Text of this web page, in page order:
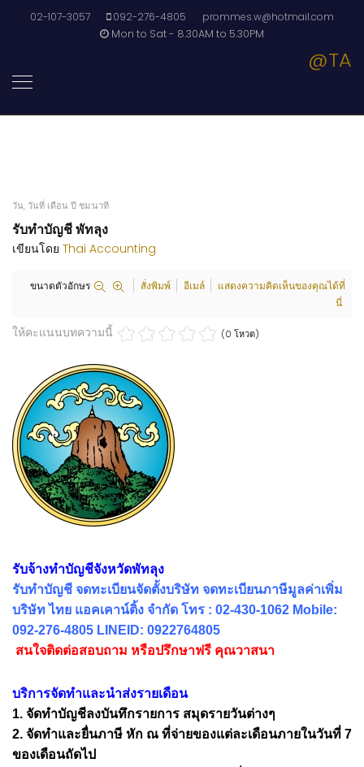
02-107-3057 092-276-4805
prommes.w@hotmail.com
Mon to Sat - 8.30AM to 5.30PM
@TA
วัน, วันที่ เดือน ปี ชม:นาที
รับทำบัญชี พัทลุง
เขียนโดย Thai Accounting
ขนาดตัวอักษร สั่งพิมพ์ อีเมล์
แสดงความคิดเห็นของคุณได้ที่
นี่
ให้คะแนนบทความนี้ (0 โหวต)
รับจ้างทำบัญชีจังหวัดพัทลุง
รับทำบัญชี จดทะเบียนจัดตั้งบริษัท จดทะเบียนภาษีมูลค่าเพิ่ม
บริษัท ไทย แอคเคาน์ติ้ง จำกัด โทร : 02-430-1062 Mobile:
092-276-4805 LINEID: 0922764805
สนใจติดต่อสอบถาม หรือปรึกษาฟรี คุณวาสนา
บริการจัดทำและนำส่งรายเดือน
1. จัดทำบัญชีลงบันทึกรายการ สมุดรายวันต่างๆ
2. จัดทำและยื่นภาษี หัก ณ ที่จ่ายของแต่ละเดือนภายในวันที่ 7
ของเดือนถัดไป